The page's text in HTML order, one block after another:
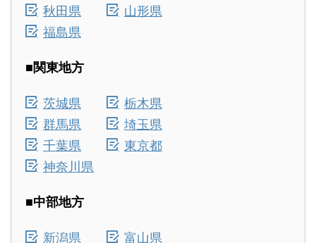
秋田県
山形県
福島県
■関東地方
茨城県
栃木県
群馬県
埼玉県
千葉県
東京都
神奈川県
■中部地方
新潟県
富山県